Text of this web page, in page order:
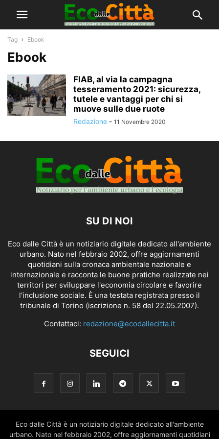
Tag Ebook
Ebook
FIAB, al via la campagna
tesseramento 2021: sicurezza,
tutele e vantaggi per chi si
muove sulle due ruote
Redazione - 11 Novembre 2020
SU DI NOI
Eco dalle Città è un notiziario digitale dedicato all'ambiente
urbano. Nato nel febbraio 2002, offre aggiornamenti
quotidiani sulla cronaca ambientale nazionale e
internazionale e racconta le buone pratiche realizzate nei
territori per sviluppare l'economia circolare e favorire
l'inclusione sociale. È una testata registrata presso il
tribunale di Torino (iscrizione n. 58 del 22.05.2007).
Contattaci: redazione@ecodallecitta.it
SEGUICI
Eco dalle Città è un notiziario digitale dedicato all'ambiente
urbano. Nato nel febbraio 2002, offre aggiornamenti quotidiani